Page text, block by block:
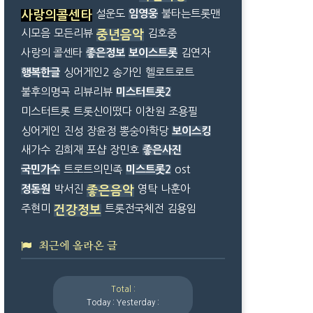
사랑의콜센타 설운도 임영웅 불타는트롯맨
시모음 모든리뷰 중년음악 김호중
사랑의 콜센타 좋은정보 보이스트롯 김연자
행복한글 싱어게인2 송가인 헬로트로트
불후의명곡 리뷰리뷰 미스터트롯2
미스터트롯 트롯신이떴다 이찬원 조용필
싱어게인 진성 장윤정 뽕숭아학당 보이스킹
새가수 김희재 포샵 장민호 좋은사진
국민가수 트로트의민족 미스트롯2 ost
정동원 박서진 좋은음악 영탁 나훈아
주현미
건강정보 트롯전국체전 김용임
최근에 올라온 글
Total :
Today : Yesterday :